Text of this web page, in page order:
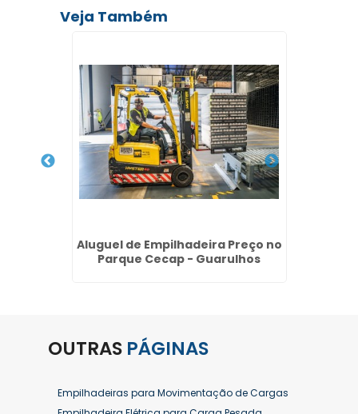
Veja Também
Aluguel de Empilhadeira Preço no
Parque Cecap - Guarulhos
OUTRAS PÁGINAS
Empilhadeiras para Movimentação de Cargas